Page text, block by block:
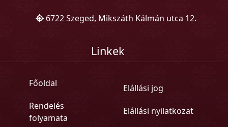
6722 Szeged, Mikszáth Kálmán utca 12.
Linkek
Főoldal
Rendelés
folyamata
Elállási jog
Elállási nyilatkozat